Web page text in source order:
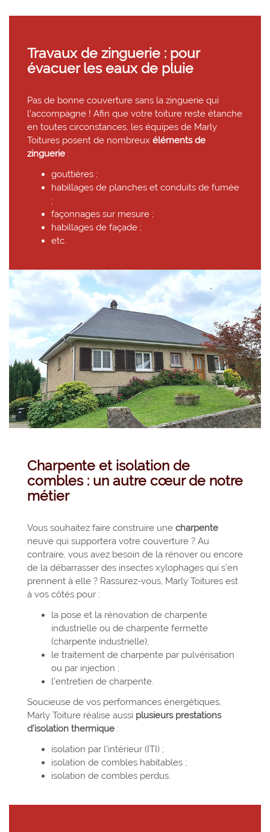
Travaux de zinguerie : pour
évacuer les eaux de pluie
Pas de bonne couverture sans la zinguerie qui
l’accompagne ! Afin que votre toiture reste étanche
en toutes circonstances, les équipes de Marly
Toitures posent de nombreux éléments de
zinguerie :
gouttières ;
habillages de planches et conduits de fumée
;
façonnages sur mesure ;
habillages de façade ;
etc.
Charpente et isolation de
combles : un autre cœur de notre
métier
Vous souhaitez faire construire une charpente
neuve qui supportera votre couverture ? Au
contraire, vous avez besoin de la rénover ou encore
de la débarrasser des insectes xylophages qui s’en
prennent à elle ? Rassurez-vous, Marly Toitures est
à vos côtés pour :
la pose et la rénovation de charpente
industrielle ou de charpente fermette
(charpente industrielle);
le traitement de charpente par pulvérisation
ou par injection ;
l’entretien de charpente.
Soucieuse de vos performances énergétiques,
Marly Toiture réalise aussi plusieurs prestations
d’isolation thermique :
isolation par l’intérieur (ITI) ;
isolation de combles habitables ;
isolation de combles perdus.